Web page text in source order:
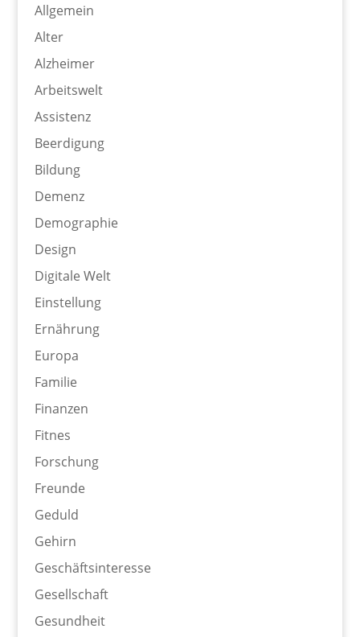
Allgemein
Alter
Alzheimer
Arbeitswelt
Assistenz
Beerdigung
Bildung
Demenz
Demographie
Design
Digitale Welt
Einstellung
Ernährung
Europa
Familie
Finanzen
Fitnes
Forschung
Freunde
Geduld
Gehirn
Geschäftsinteresse
Gesellschaft
Gesundheit